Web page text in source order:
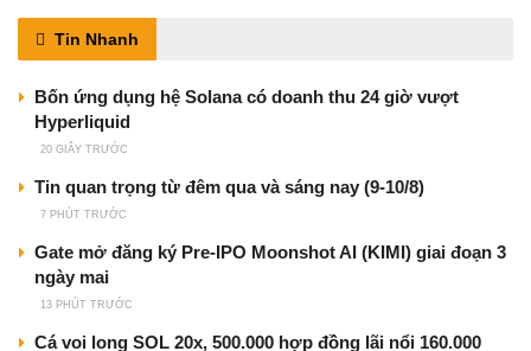
Tin Nhanh
Bốn ứng dụng hệ Solana có doanh thu 24 giờ vượt
Hyperliquid
20 GIÂY TRƯỚC
Tin quan trọng từ đêm qua và sáng nay (9-10/8)
7 PHÚT TRƯỚC
Gate mở đăng ký Pre-IPO Moonshot AI (KIMI) giai đoạn 3
ngày mai
13 PHÚT TRƯỚC
Cá voi long SOL 20x, 500.000 hợp đồng lãi nổi 160.000